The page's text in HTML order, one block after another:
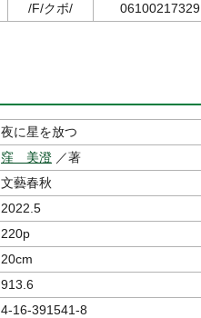
/F/クボ/ 06100217329
夜に星を放つ
窪 美澄 ／著
文藝春秋
2022.5
220p
20cm
913.6
4-16-391541-8